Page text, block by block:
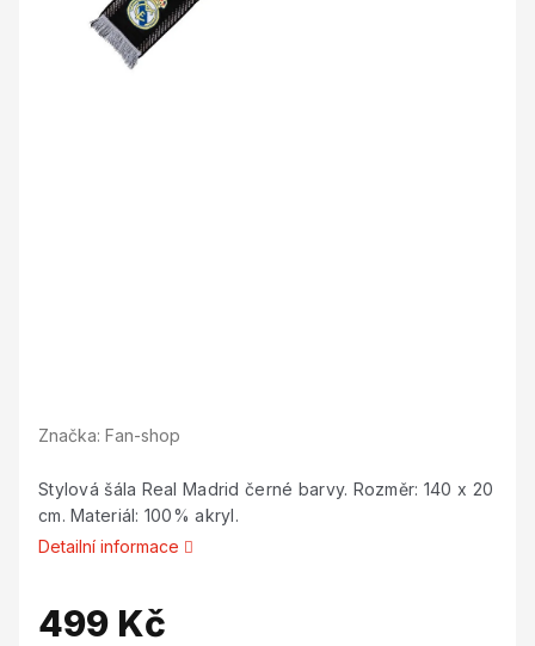
Značka: Fan-shop
Stylová šála Real Madrid černé barvy. Rozměr: 140 x 20
cm. Materiál: 100% akryl.
Detailní informace
499 Kč